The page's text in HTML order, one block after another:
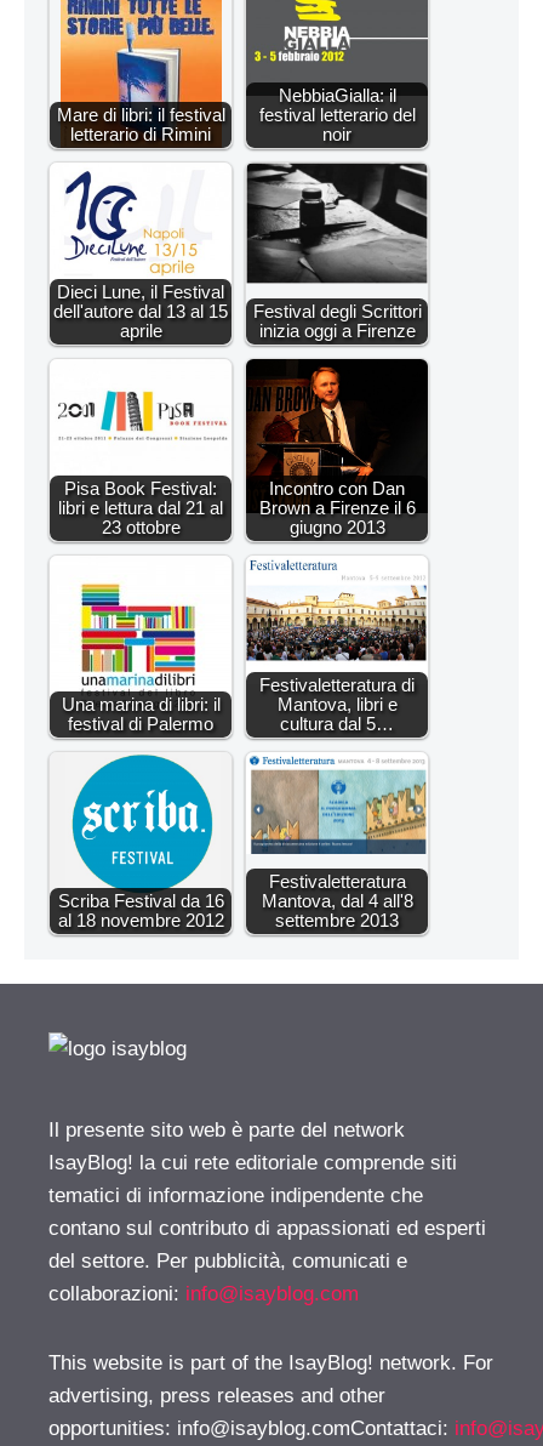
Mare di libri: il festival
letterario di Rimini
NebbiaGialla: il
festival letterario del
noir
Dieci Lune, il Festival
dell'autore dal 13 al 15
aprile
Festival degli Scrittori
inizia oggi a Firenze
Pisa Book Festival:
libri e lettura dal 21 al
23 ottobre
Incontro con Dan
Brown a Firenze il 6
giugno 2013
Una marina di libri: il
festival di Palermo
Festivaletteratura di
Mantova, libri e
cultura dal 5…
Scriba Festival da 16
al 18 novembre 2012
Festivaletteratura
Mantova, dal 4 all'8
settembre 2013
Il presente sito web è parte del network
IsayBlog! la cui rete editoriale comprende siti
tematici di informazione indipendente che
contano sul contributo di appassionati ed esperti
del settore. Per pubblicità, comunicati e
collaborazioni: info@isayblog.com
This website is part of the IsayBlog! network. For
advertising, press releases and other
opportunities: info@isayblog.comContattaci: